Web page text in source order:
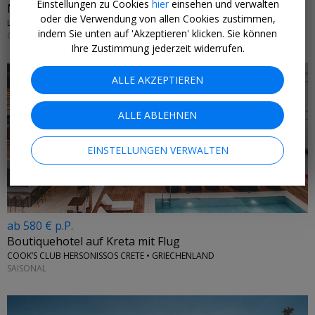
Marokko: 1 Woche 4*-Resort & Flug
LA MAISON DES OLIVIERS • AFRIKA
GANZJÄHRIG
ab 580 € p.P.
Boutiquehotel auf Kreta mit Flug
COOK’S CLUB HERSONISSOS CRETE • GRIECHENLAND
SAISONAL
Einstellungen zu Cookies hiereinsehen und verwalten
oder die Verwendung von allen Cookies zustimmen,
indem Sie unten auf 'Akzeptieren' klicken. Sie können
Ihre Zustimmung jederzeit widerrufen.
ALLE AKZEPTIEREN
ALLE ABLEHNEN
EINSTELLUNGEN VERWALTEN